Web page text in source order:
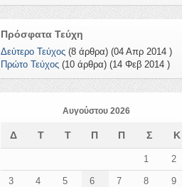
Πρόσφατα Τεύχη
Δεύτερο Τεύχος (8 άρθρα) (04 Απρ 2014 )
Πρώτο Τεύχος (10 άρθρα) (14 Φεβ 2014 )
Αυγούστου 2026
Δ Τ Τ Π Π Σ Κ
1 2
3 4 5 6 7 8 9